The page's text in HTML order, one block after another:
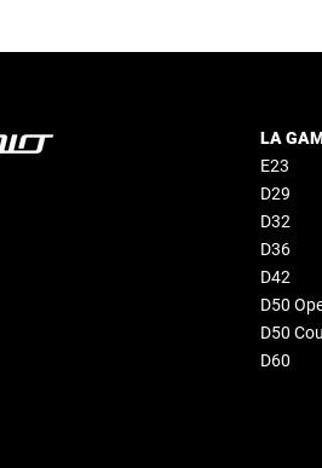
LA
E23
D29
D32
D36
D42
D50
D50
D60